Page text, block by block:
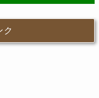
ク